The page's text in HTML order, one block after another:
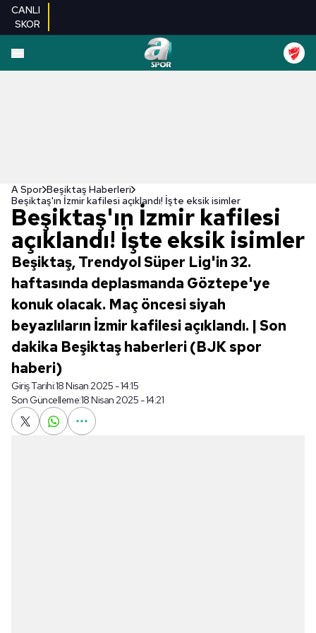
CANLI
SKOR
A Spor Beşiktaş Haberleri
Beşiktaş'ın İzmir kafilesi açıklandı! İşte eksik isimler
Beşiktaş'ın İzmir kafilesi
açıklandı! İşte eksik isimler
Beşiktaş, Trendyol Süper Lig'in 32.
haftasında deplasmanda Göztepe'ye
konuk olacak. Maç öncesi siyah
beyazlıların İzmir kafilesi açıklandı. | Son
dakika Beşiktaş haberleri (BJK spor
haberi)
Giriş Tarihi:18 Nisan 2025 - 14:15
Son Güncelleme:18 Nisan 2025 - 14:21